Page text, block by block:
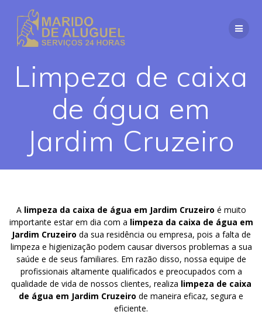
Limpeza de caixa
de água em
Jardim Cruzeiro
A limpeza da caixa de água em Jardim Cruzeiro é muito
importante estar em dia com a limpeza da caixa de água em
Jardim Cruzeiro da sua residência ou empresa, pois a falta de
limpeza e higienização podem causar diversos problemas a sua
saúde e de seus familiares. Em razão disso, nossa equipe de
profissionais altamente qualificados e preocupados com a
qualidade de vida de nossos clientes, realiza limpeza de caixa
de água em Jardim Cruzeiro de maneira eficaz, segura e
eficiente.